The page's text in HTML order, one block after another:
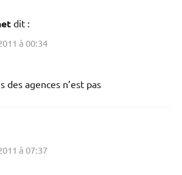
dit :
à 00:34
des agences n’est pas
à 07:37